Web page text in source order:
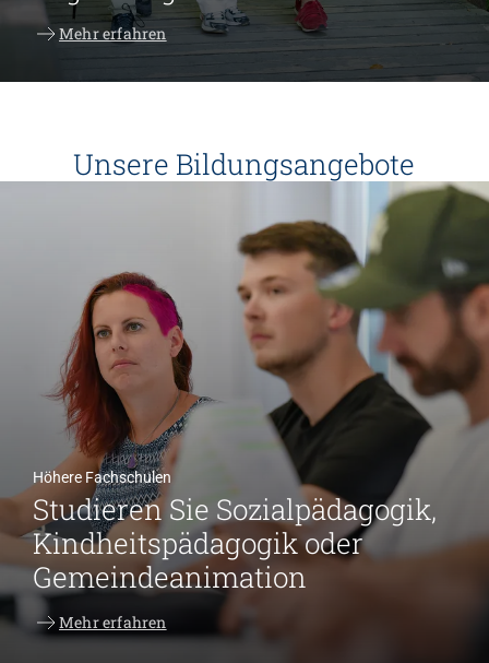
Mehr erfahren
Unsere Bildungsangebote
Höhere Fachschulen
Studieren Sie Sozialpädagogik,
Kindheitspädagogik oder
Gemeindeanimation
Mehr erfahren